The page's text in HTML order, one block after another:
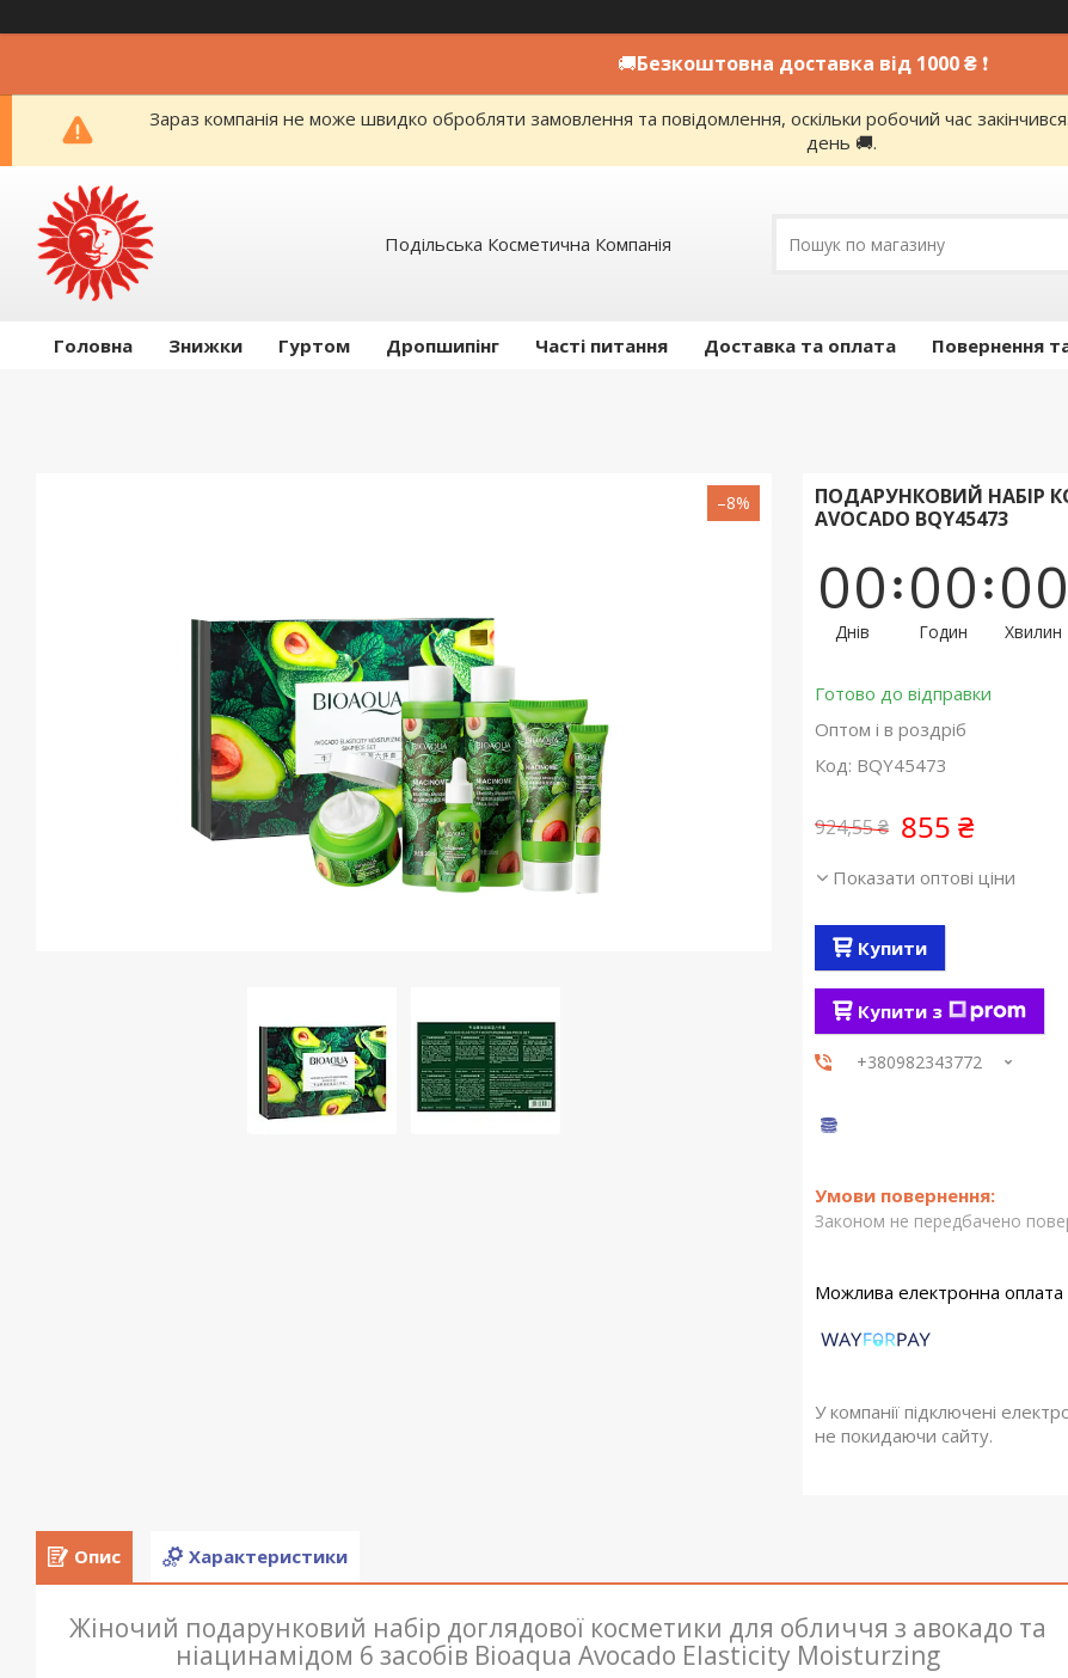
🚚Безкоштовна доставка від 1000 ₴ ❗
Зараз компанія не може швидко обробляти замовлення та повідомлення, оскільки робочий час
день 🚚.
Подільська Косметична Компанія
Головна Знижки Гуртом Дропшипінг Часті питання Доставка та оплата Повернення
–8%
ПОДАРУНКОВИЙ НАБІР
AVOCADO BQY45473
00
Днів
00
Годин
00
Хвилин
Готово до відправки
Оптом і в роздріб
Код: BQY45473
924,55 ₴ 855 ₴
Показати оптові ціни
Купити
Купити з
+380982343772
Законом не передбачено
У компанії підключені
не покидаючи сайту.
Опис Характеристики
Жіночий подарунковий набір доглядової косметики для обличчя з авокадо та
ніацинамідом 6 засобів Bioaqua Avocado Elasticity Moisturzing